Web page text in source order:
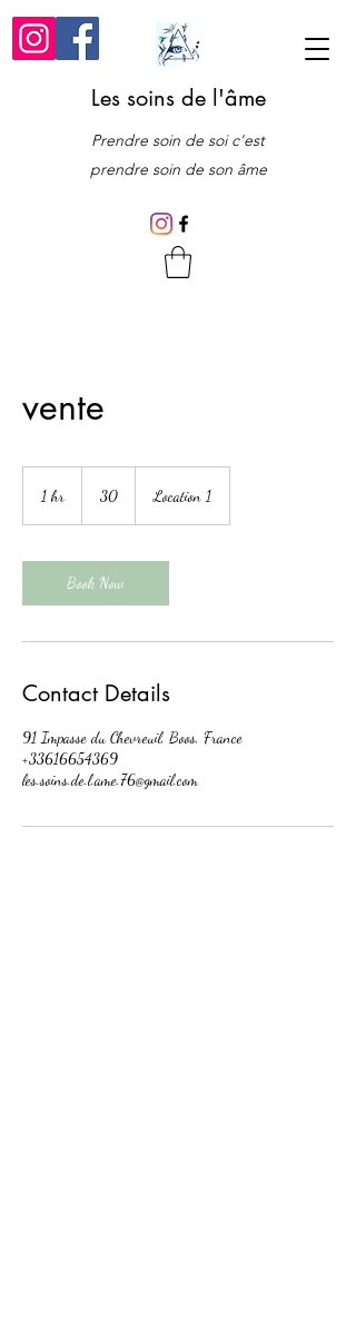
Les soins de l'âme
Prendre soin de soi c'est
prendre soin de son âme
vente
1 hr1
30 Location 1
Book Now
Contact Details
91 Impasse du Chevreuil, Boos, France
+33616654369
les.soins.de.l.ame.76@gmail.com